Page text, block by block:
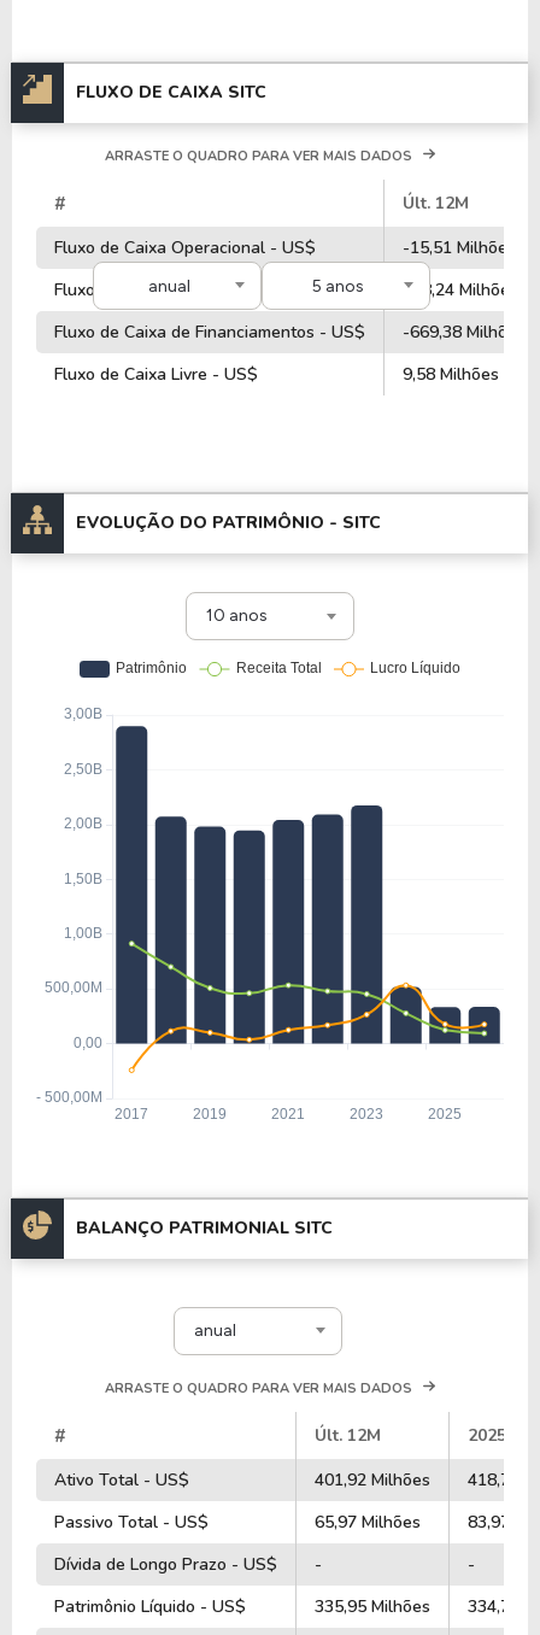
FLUXO DE CAIXA SITC
anual 5 anos
ARRASTE O QUADRO PARA VER MAIS DADOS
#
Últ. 12M
Fluxo de Caixa Operacional - US$
-15,51 Milhões
Fluxo de Caixa de Investimentos - US$
788,24 Milhões
Fluxo de Caixa de Financiamentos - US$
-669,38 Milhões
Fluxo de Caixa Livre - US$
9,58 Milhões
EVOLUÇÃO DO PATRIMÔNIO - SITC
10 anos
BALANÇO PATRIMONIAL SITC
anual
ARRASTE O QUADRO PARA VER MAIS DADOS
# Últ. 12M
2025
Ativo Total - US$
401,92 Milhões
418,74
Passivo Total - US$
65,97 Milhões
83,97
Dívida de Longo Prazo - US$
-
-
Patrimônio Líquido - US$
335,95 Milhões
334,76